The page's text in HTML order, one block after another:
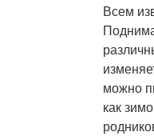
Всем
можно
как